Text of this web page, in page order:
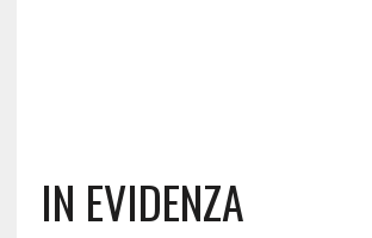
IN EVIDENZA